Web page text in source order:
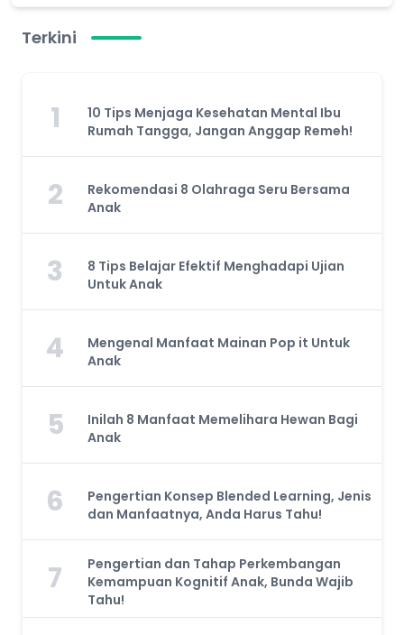
Terkini
1
10 Tips Menjaga Kesehatan Mental Ibu
Rumah Tangga, Jangan Anggap Remeh!
2
Rekomendasi 8 Olahraga Seru Bersama
Anak
3
8 Tips Belajar Efektif Menghadapi Ujian
Untuk Anak
4
Mengenal Manfaat Mainan Pop it Untuk
Anak
5
Inilah 8 Manfaat Memelihara Hewan Bagi
Anak
6
Pengertian Konsep Blended Learning, Jenis
dan Manfaatnya, Anda Harus Tahu!
7
Pengertian dan Tahap Perkembangan
Kemampuan Kognitif Anak, Bunda Wajib
Tahu!